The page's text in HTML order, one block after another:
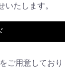
たします。
ご用意しており